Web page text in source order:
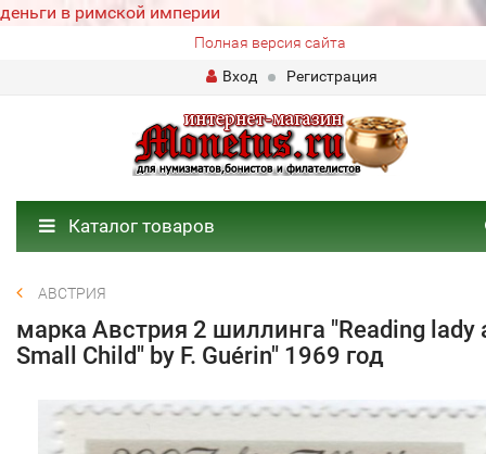
деньги в римской империи
Полная версия сайта
Вход
Регистрация
Каталог товаров
АВСТРИЯ
марка Австрия 2 шиллинга "Reading lady
Small Child" by F. Guérin" 1969 год